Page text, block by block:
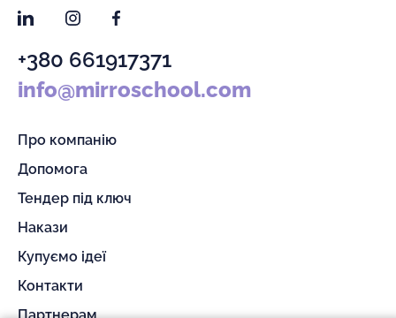
LinkedInInstagramFacebook
+380 661917371
info@mirroschool.com
Про компанію
Допомога
Тендер під ключ
Накази
Купуємо ідеї
Контакти